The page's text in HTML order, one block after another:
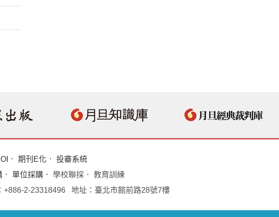
． 期刊E化 ． 投審系統
． 單位採購 ． 學校聯採． 教育訓練
2-23318496 地址：臺北市館前路28號7樓